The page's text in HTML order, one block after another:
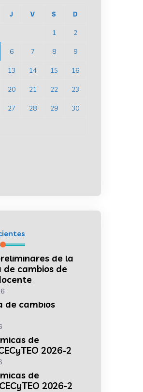
J V S D
1 2
6 7 8 9
13 14 15 16
20 21 22 23
27 28 29 30
de la
cambios de
de cambios
de
2026-2
de
2026-2